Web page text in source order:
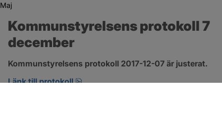
Maj
Kommunstyrelsens protokoll 7
december
Kommunstyrelsens protokoll 2017-12-07 är justerat.
Länk till protokoll
pdf, 123.1 kB, öppnas i nytt fönster.